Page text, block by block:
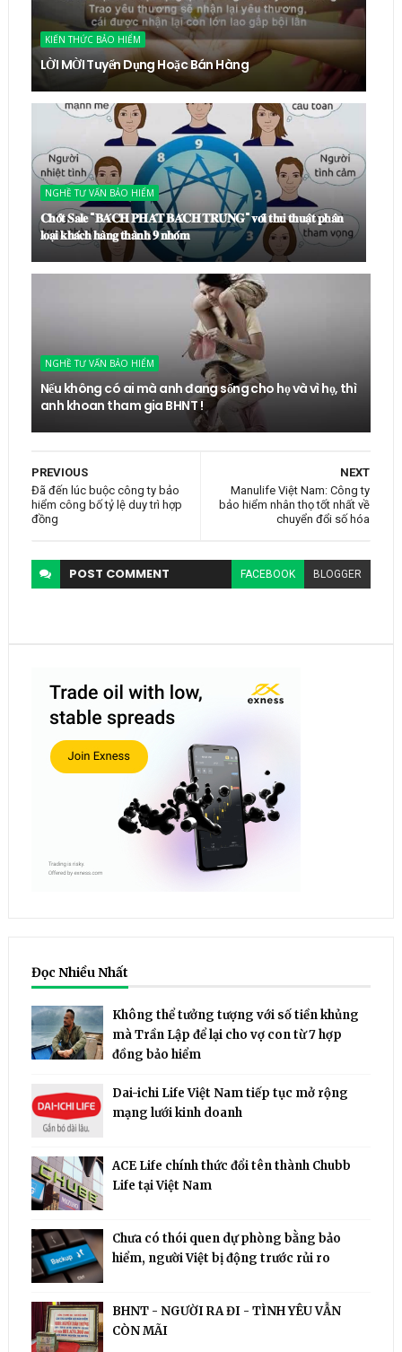
KIẾN THỨC BẢO HIỂM
LỜI MỜI Tuyển Dụng Hoặc Bán Hàng
NGHỀ TƯ VẤN BẢO HIỂM
𝐂𝐡𝐨̂́𝐭 𝐒𝐚𝐥𝐞 "𝐁𝐀́𝐂𝐇 𝐏𝐇𝐀́𝐓 𝐁𝐀́𝐂𝐇 𝐓𝐑𝐔́𝐍𝐆" 𝐯𝐨̛́𝐢 𝐭𝐡𝐮̉ 𝐭𝐡𝐮𝐚̣̂𝐭 𝐩𝐡𝐚̂𝐧
𝐥𝐨𝐚̣𝐢 𝐤𝐡𝐚́𝐜𝐡 𝐡𝐚̀𝐧𝐠 𝐭𝐡𝐚̀𝐧𝐡 𝟗 𝐧𝐡𝐨́𝐦
NGHỀ TƯ VẤN BẢO HIỂM
Nếu không có ai mà anh đang sống cho họ và vì họ, thì
anh khoan tham gia BHNT !
NEXT
Manulife Việt Nam: Công ty
bảo hiểm nhân thọ tốt nhất về
chuyển đổi số hóa
PREVIOUS
Đã đến lúc buộc công ty bảo
hiểm công bố tỷ lệ duy trì hợp
đồng
POST COMMENT FACEBOOK BLOGGER
Đọc Nhiều Nhất
Không thể tưởng tượng với số tiền khủng
mà Trần Lập để lại cho vợ con từ 7 hợp
đồng bảo hiểm
Dai-ichi Life Việt Nam tiếp tục mở rộng
mạng lưới kinh doanh
ACE Life chính thức đổi tên thành Chubb
Life tại Việt Nam
Chưa có thói quen dự phòng bằng bảo
hiểm, người Việt bị động trước rủi ro
BHNT - NGƯỜI RA ĐI - TÌNH YÊU VẪN
CÒN MÃI